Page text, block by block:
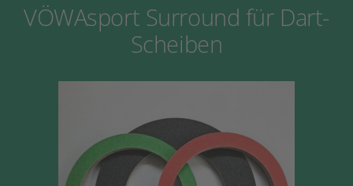
VÖWAsport Surround für Dart-
Scheiben